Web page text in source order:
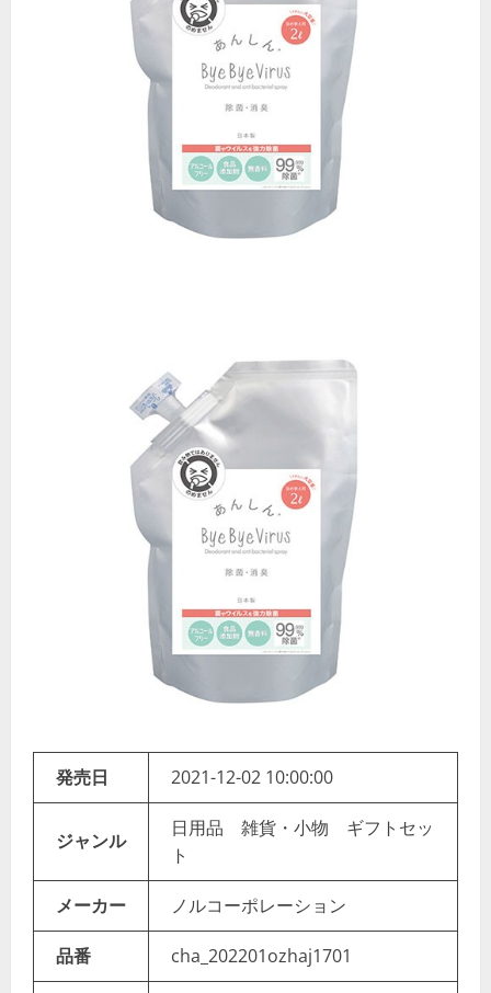
発売日 2021-12-02 10:00:00
ジャンル
日用品 雑貨・小物 ギフトセッ
ト
メーカー ノルコーポレーション
品番 cha_202201ozhaj1701